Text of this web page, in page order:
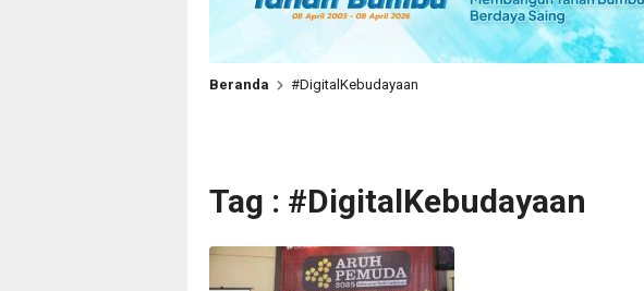
Beranda #DigitalKebudayaan
Tag : #DigitalKebudayaan